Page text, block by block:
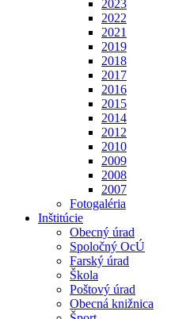
2023
2022
2021
2019
2018
2017
2016
2015
2014
2012
2010
2009
2008
2007
Fotogaléria
Inštitúcie
Obecný úrad
Spoločný OcÚ
Farský úrad
Škola
Poštový úrad
Obecná knižnica